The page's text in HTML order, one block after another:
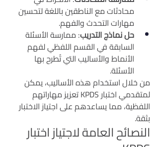
محادثات مع الناطقين باللغة لتحسين
مهارات التحدث والفهم.
حل نماذج التدريب: ممارسة الأسئلة
السابقة في القسم اللفظي لفهم
الأنماط والأساليب التي تُطرح بها
الأسئلة.
من خلال استخدام هذه الأساليب، يمكن
لمتقدمي اختبار KPDS تعزيز مهاراتهم
اللفظية، مما يساعدهم على اجتياز الاختبار
بثقة.
النصائح العامة لاجتياز اختبار